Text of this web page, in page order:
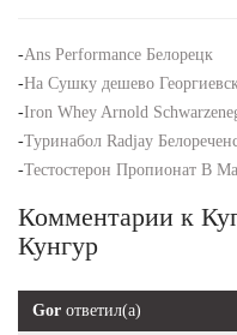
-Ans Performance Белорецк
-На Сушку дешево Георгиевск
-Iron Whey Arnold
-Туринабол Radjay
-Тестостерон Пропионат В
Комментарии к
Кунгур
Gor ответил(а)